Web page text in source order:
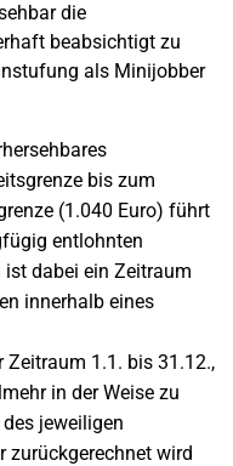
die
beabsichtigt zu
als Minijobber
bis zum
(1.040 Euro) führt
entlohnten
dabei ein Zeitraum
innerhalb eines
1.1. bis 31.12.,
in der Weise zu
jeweiligen
zurückgerechnet wird